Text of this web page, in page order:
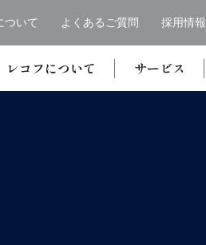
ついて よくあるご質問 採用情報
レコフについて サービス